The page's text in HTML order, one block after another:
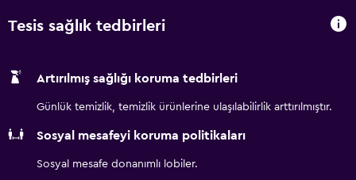
uzaklıktadır. Şık tasarımlı konuk odalarında PM 2.5 filtre
sahip odaların çoğunda yüksek kaliteli arıtma birimleri
TV ve DVD oynatıcının yanı sıra duşlu ve küvetli özel banyo
Tesis sağlık tedbirleri
Artırılmış sağlığı koruma tedbirleri
Günlük temizlik, temizlik ürünlerine ulaşılabilirlik arttırılmıştır.
Sosyal mesafeyi koruma politikaları
Sosyal mesafe donanımlı lobiler.